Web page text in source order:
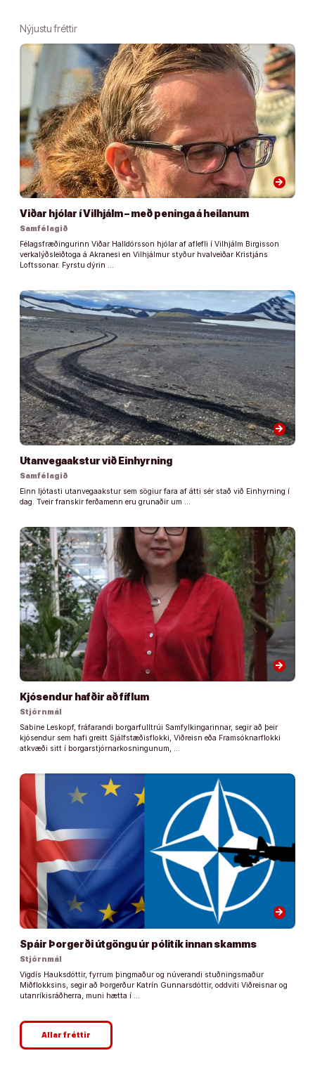
Nýjustu fréttir
arrow_forward
Viðar hjólar í Vilhjálm – með peninga á heilanum
Samfélagið
Félagsfræðingurinn Viðar Halldórsson hjólar af aflefli í Vilhjálm Birgisson
verkalýðsleiðtoga á Akranesi en Vilhjálmur styður hvalveiðar Kristjáns
Loftssonar. Fyrstu dýrin …
arrow_forward
Utanvegaakstur við Einhyrning
Samfélagið
Einn ljótasti utanvegaakstur sem sögiur fara af átti sér stað við Einhyrning í
dag. Tveir franskir ferðamenn eru grunaðir um …
arrow_forward
Kjósendur hafðir að fíflum
Stjórnmál
Sabine Leskopf, fráfarandi borgarfulltrúi Samfylkingarinnar, segir að þeir
kjósendur sem hafi greitt Sjálfstæðisflokki, Viðreisn eða Framsóknarflokki
atkvæði sitt í borgarstjórnarkosningunum, …
arrow_forward
Spáir Þorgerði útgöngu úr pólitík innan skamms
Stjórnmál
Vigdís Hauksdóttir, fyrrum þingmaður og núverandi stuðningsmaður
Miðflokksins, segir að Þorgerður Katrín Gunnarsdóttir, oddviti Viðreisnar og
utanríkisráðherra, muni hætta í …
Allar fréttir